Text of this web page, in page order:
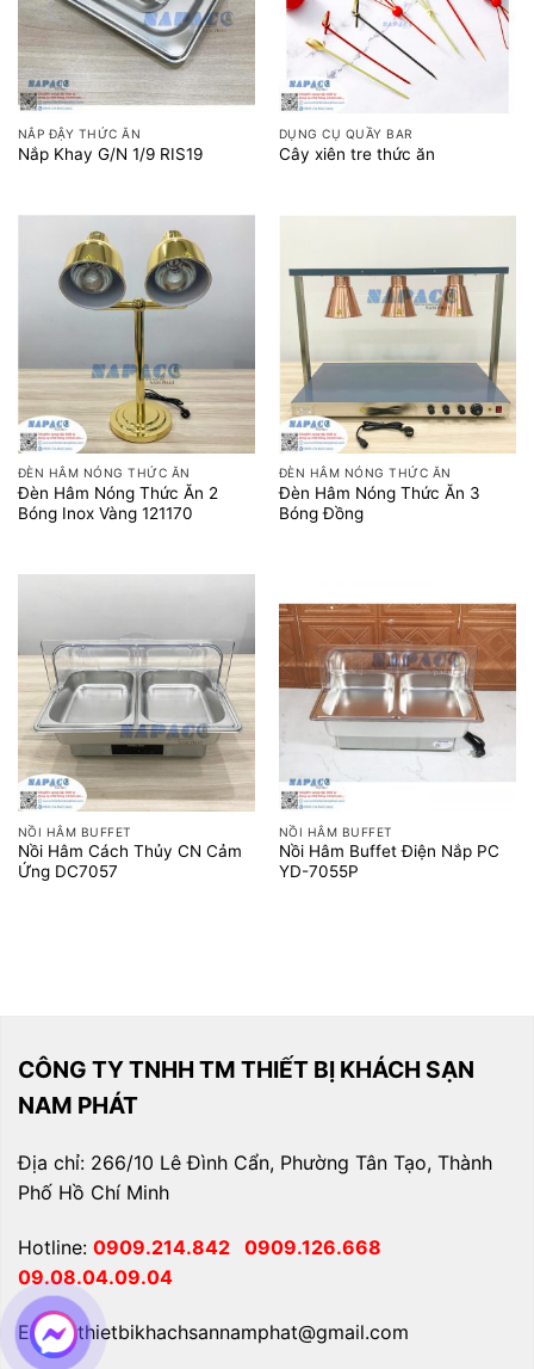
NẮP ĐẬY THỨC ĂN
Nắp Khay G/N 1/9 RIS19
DỤNG CỤ QUẦY BAR
Cây xiên tre thức ăn
ĐÈN HÂM NÓNG THỨC ĂN
Đèn Hâm Nóng Thức Ăn 2
Bóng Inox Vàng 121170
ĐÈN HÂM NÓNG THỨC ĂN
Đèn Hâm Nóng Thức Ăn 3
Bóng Đồng
NỒI HÂM BUFFET
Nồi Hâm Cách Thủy CN Cảm
Ứng DC7057
NỒI HÂM BUFFET
Nồi Hâm Buffet Điện Nắp PC
YD-7055P
CÔNG TY TNHH TM THIẾT BỊ KHÁCH SẠN
NAM PHÁT
Địa chỉ: 266/10 Lê Đình Cẩn, Phường Tân Tạo, Thành
Phố Hồ Chí Minh
Hotline: 0909.214.842 0909.126.668
09.08.04.09.04
Email: thietbikhachsannamphat@gmail.com